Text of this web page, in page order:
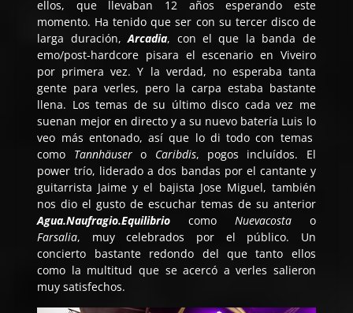
ellos, que llevaban 12 años esperando este
momento. Ha tenido que ser con su tercer disco de
larga duración,Arcadia, con el que la banda de
emo/post-hardcore pisara el escenario en Viveiro
por primera vez. Y la verdad, no esperaba tanta
gente para verles, pero la carpa estaba bastante
llena. Los temas de su último disco cada vez me
suenan mejor en directo y a su nuevo batería Luis lo
veo más entonado, así que lo di todo con temas
como Tannhäusero Caribdis, pogos incluídos. El
power trío, liderado a dos bandas por el cantante y
guitarrista Jaime y el bajista Jose Miguel, también
nos dio el gusto de escuchar temas de su anterior
Agua.Naufragio.Equilibrio como Nuevacostao
Farsalia, muy celebrados por el público. Un
concierto bastante redondo del que tanto ellos
como la multitud que se acercó a verles salieron
muy satisfechos.